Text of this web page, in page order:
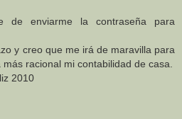
de enviarme la contraseña para
y creo que me irá de maravilla para
racional mi contabilidad de casa.
2010